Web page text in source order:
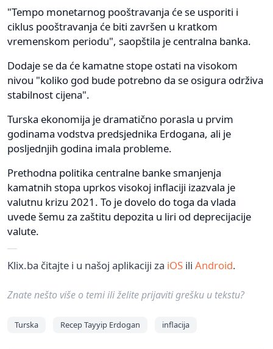
"Tempo monetarnog pooštravanja će se usporiti i
ciklus pooštravanja će biti završen u kratkom
vremenskom periodu", saopštila je centralna banka.
Dodaje se da će kamatne stope ostati na visokom
nivou "koliko god bude potrebno da se osigura održiva
stabilnost cijena".
Turska ekonomija je dramatično porasla u prvim
godinama vodstva predsjednika Erdogana, ali je
posljednjih godina imala probleme.
Prethodna politika centralne banke smanjenja
kamatnih stopa uprkos visokoj inflaciji izazvala je
valutnu krizu 2021. To je dovelo do toga da vlada
uvede šemu za zaštitu depozita u liri od deprecijacije
valute.
Klix.ba čitajte i u našoj aplikaciji za iOS ili Android.
Znate nešto više o temi ili želite prijaviti grešku u tekstu?
Turska Recep Tayyip Erdogan inflacija